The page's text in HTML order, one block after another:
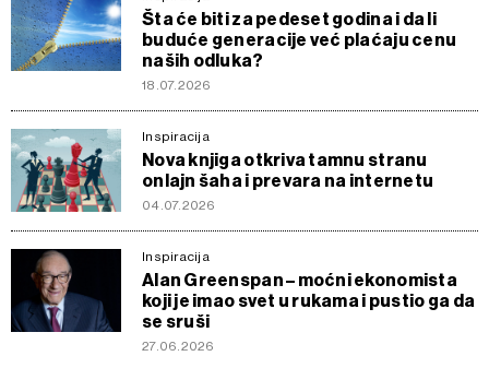
Šta će biti za pedeset godina i da li
buduće generacije već plaćaju cenu
naših odluka?
18.07.2026
Inspiracija
Nova knjiga otkriva tamnu stranu
onlajn šaha i prevara na internetu
04.07.2026
Inspiracija
Alan Greenspan – moćni ekonomista
koji je imao svet u rukama i pustio ga da
se sruši
27.06.2026